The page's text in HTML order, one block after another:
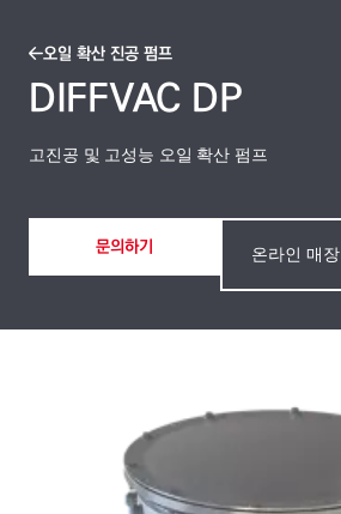
오일 확산 진공 펌프
DIFFVAC DP
고진공 및 고성능 오일 확산 펌프
문의하기 온라인 매장